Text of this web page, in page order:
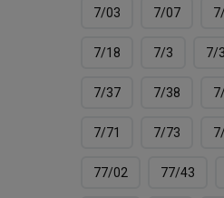
7/03 7/07
7/18 7/3 7/
7/37 7/38
7/71 7/73
77/02 77/43